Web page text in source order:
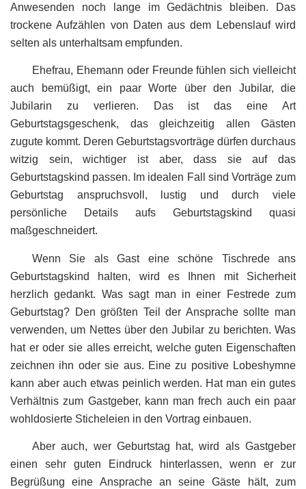
Anwesenden noch lange im Gedächtnis bleiben. Das
trockene Aufzählen von Daten aus dem Lebenslauf wird
selten als unterhaltsam empfunden.
Ehefrau, Ehemann oder Freunde fühlen sich vielleicht
auch bemüßigt, ein paar Worte über den Jubilar, die
Jubilarin zu verlieren. Das ist das eine Art
Geburtstagsgeschenk, das gleichzeitig allen Gästen
zugute kommt. Deren Geburtstagsvorträge dürfen durchaus
witzig sein, wichtiger ist aber, dass sie auf das
Geburtstagskind passen. Im idealen Fall sind Vorträge zum
Geburtstag anspruchsvoll, lustig und durch viele
persönliche Details aufs Geburtstagskind quasi
maßgeschneidert.
Wenn Sie als Gast eine schöne Tischrede ans
Geburtstagskind halten, wird es Ihnen mit Sicherheit
herzlich gedankt. Was sagt man in einer Festrede zum
Geburtstag? Den größten Teil der Ansprache sollte man
verwenden, um Nettes über den Jubilar zu berichten. Was
hat er oder sie alles erreicht, welche guten Eigenschaften
zeichnen ihn oder sie aus. Eine zu positive Lobeshymne
kann aber auch etwas peinlich werden. Hat man ein gutes
Verhältnis zum Gastgeber, kann man frech auch ein paar
wohldosierte Sticheleien in den Vortrag einbauen.
Aber auch, wer Geburtstag hat, wird als Gastgeber
einen sehr guten Eindruck hinterlassen, wenn er zur
Begrüßung eine Ansprache an seine Gäste hält, zum